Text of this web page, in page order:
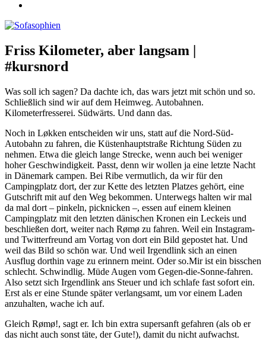
Friss Kilometer, aber langsam |
#kursnord
Was soll ich sagen? Da dachte ich, das wars jetzt mit schön und so.
Schließlich sind wir auf dem Heimweg. Autobahnen.
Kilometerfresserei. Südwärts. Und dann das.
Noch in Løkken entscheiden wir uns, statt auf die Nord-Süd-
Autobahn zu fahren, die Küstenhauptstraße Richtung Süden zu
nehmen. Etwa die gleich lange Strecke, wenn auch bei weniger
hoher Geschwindigkeit. Passt, denn wir wollen ja eine letzte Nacht
in Dänemark campen. Bei Ribe vermutlich, da wir für den
Campingplatz dort, der zur Kette des letzten Platzes gehört, eine
Gutschrift mit auf den Weg bekommen. Unterwegs halten wir mal
da mal dort – pinkeln, picknicken –, essen auf einem kleinen
Campingplatz mit den letzten dänischen Kronen ein Leckeis und
beschließen dort, weiter nach Rømø zu fahren. Weil ein Instagram-
und Twitterfreund am Vortag von dort ein Bild gepostet hat. Und
weil das Bild so schön war. Und weil Irgendlink sich an einen
Ausflug dorthin vage zu erinnern meint. Oder so.Mir ist ein bisschen
schlecht. Schwindlig. Müde Augen vom Gegen-die-Sonne-fahren.
Also setzt sich Irgendlink ans Steuer und ich schlafe fast sofort ein.
Erst als er eine Stunde später verlangsamt, um vor einem Laden
anzuhalten, wache ich auf.
Gleich Rømø!, sagt er. Ich bin extra supersanft gefahren (als ob er
das nicht auch sonst täte, der Gute!), damit du nicht aufwachst.